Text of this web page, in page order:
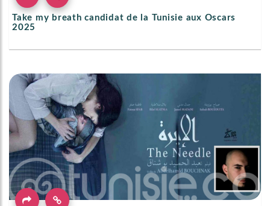
Take my breath candidat de la Tunisie aux Oscars
2025